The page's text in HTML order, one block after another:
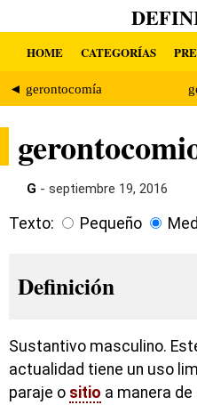
HOME CATEGORÍAS
◄ gerontocomía
G - septiembre 19, 2016
Texto: Pequeño
Definición
Sustantivo masculino.
actualidad tiene un uso
paraje o sitio a manera